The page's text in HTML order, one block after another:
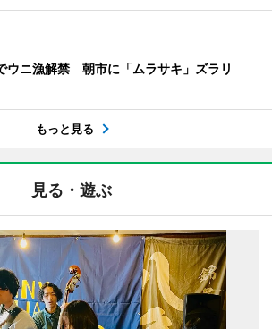
ウニ漁解禁 朝市に「ムラサキ」ズラリ
もっと見る
見る・遊ぶ